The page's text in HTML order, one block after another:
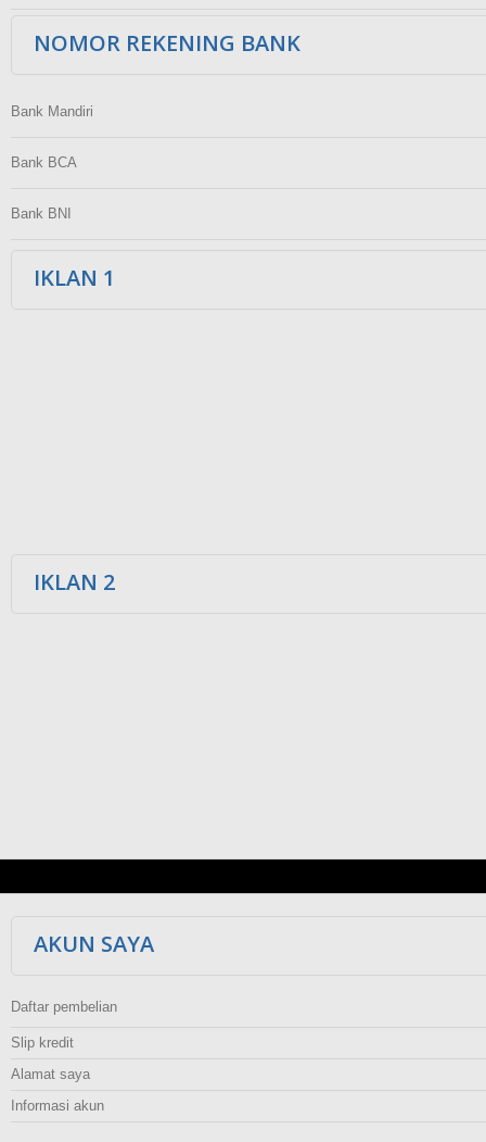
NOMOR REKENING BANK
Bank Mandiri
Bank BCA
Bank BNI
IKLAN 1
IKLAN 2
AKUN SAYA
Daftar pembelian
Slip kredit
Alamat saya
Informasi akun